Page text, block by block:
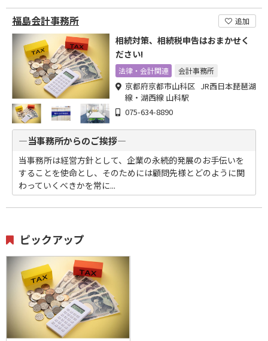
福島会計事務所 追加
相続対策、相続税申告はおまかせく
ださい!
法律・会計関連 会計事務所
京都府京都市山科区 JR西日本琵琶湖
線・湖西線 山科駅
075-634-8890
―当事務所からのご挨拶―
当事務所は経営方針として、企業の永続的発展のお手伝いを
することを使命とし、そのためには顧問先様とどのように関
わっていくべきかを常に...
ピックアップ